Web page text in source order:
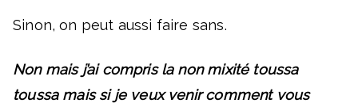
Sinon, on peut aussi faire sans.
Non mais j’ai compris la non mixité toussa
toussa mais si je veux venir comment vous